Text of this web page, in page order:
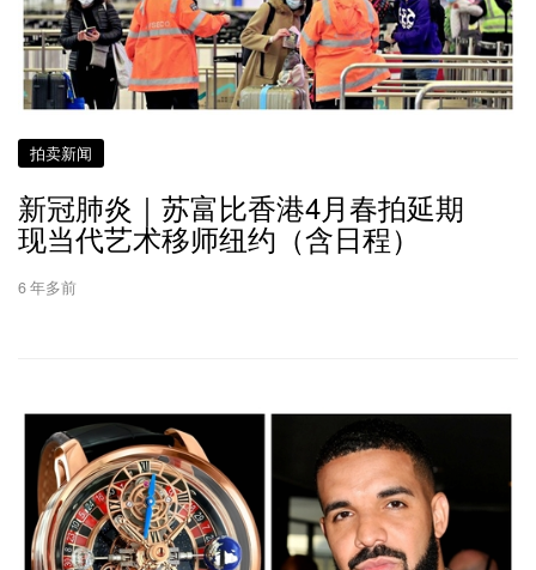
拍卖新闻
新冠肺炎｜苏富比香港4月春拍延期
现当代艺术移师纽约（含日程）
6 年多前